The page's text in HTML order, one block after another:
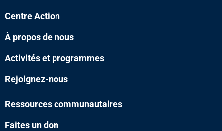
Centre Action
À propos de nous
Activités et programmes
Rejoignez-nous
Ressources communautaires
Faites un don